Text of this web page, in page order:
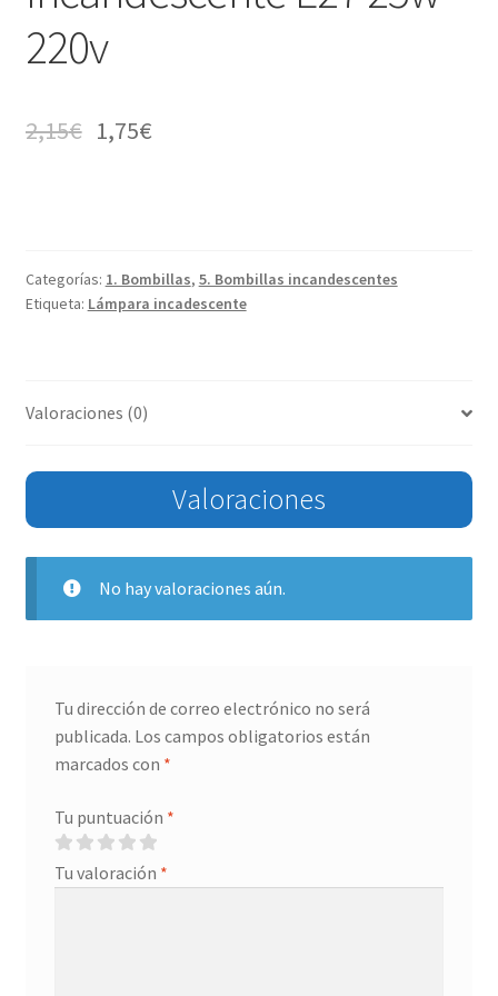
220v
2,15€ 1,75€
Categorías: 1. Bombillas, 5. Bombillas incandescentes
Etiqueta: Lámpara incadescente
Valoraciones (0)
Valoraciones
No hay valoraciones aún.
Tu dirección de correo electrónico no será
publicada. Los campos obligatorios están
marcados con *
Tu puntuación *
Tu valoración *